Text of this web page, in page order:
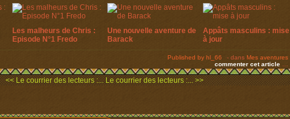
Les malheurs de Chris :
Episode N°1 Fredo
Une nouvelle aventure de
Barack
Appâts masculins : mise
à jour
Published by hl_66 - dans Mes aventures
commenter cet article
<< Le courrier des lecteurs :... Le courrier des lecteurs :... >>